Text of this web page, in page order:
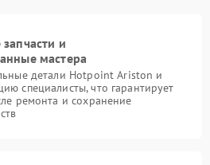
и
мастера
детали Hotpoint Ariston и
специалисты, что гарантирует
ремонта и сохранение